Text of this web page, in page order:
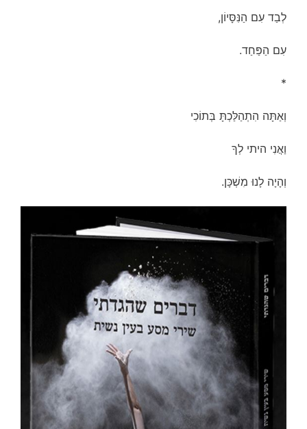
לְבַד עִם הַנִּסָּיוֹן,
עִם הַפַּחַד.
*
וְאַתָּה הִתְהַלַּכְתָּ בְּתוֹכִי
וַאֲנִי היתי לְךָ
וְהָיָה לָנוּ מִשְׁכָּן.